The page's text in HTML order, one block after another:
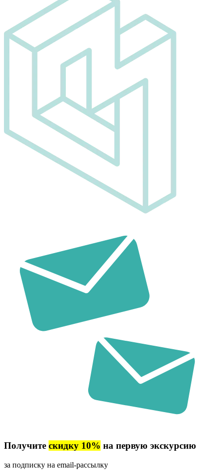
Получите скидку 10% на первую экскурсию
за подписку на email-рассылку